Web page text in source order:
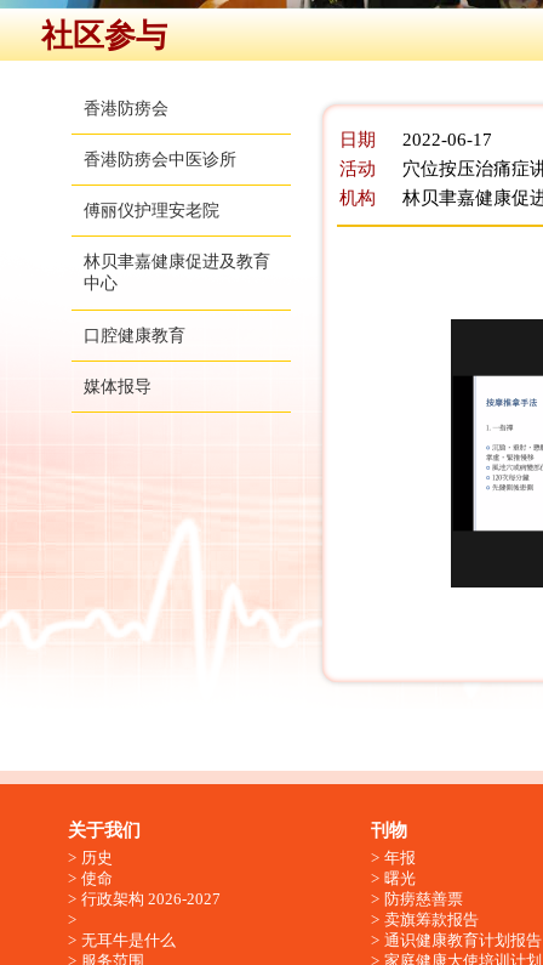
社区参与
香港防痨会
香港防痨会中医诊所
傅丽仪护理安老院
林贝聿嘉健康促进及教育
中心
口腔健康教育
媒体报导
日期
2022-06-17
活动
穴位按压治痛症
机构
林贝聿嘉健康促
关于我们
历史
使命
行政架构 2026-2027
无耳牛是什么
服务范围
刊物
年报
曙光
防痨慈善票
卖旗筹款报告
通识健康教育计划报告
家庭健康大使培训计划